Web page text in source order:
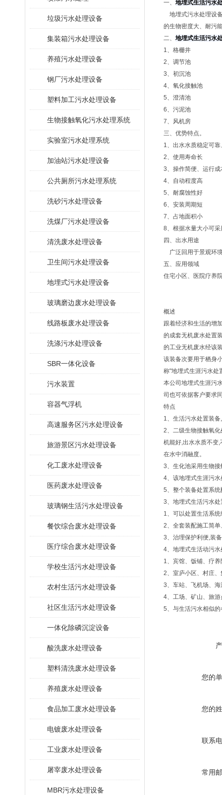
垃圾污水处理设备
集装箱污水处理设备
养殖污水处理设备
钢厂污水处理设备
塑料加工污水处理设备
生物接触氧化污水处理系统
​实验室污水处理系统
加油站污水处理设备
公共厕所污水处理系统
洗砂污水处理设备
洗煤厂污水处理设备
清洗废水处理设备
卫生间污水处理设备
地埋式污水处理设备
玻璃磨边废水处理设备
线路板废水处理设备
洗涤污水处理设备
SBR一体化设备
污水装置
容器气浮机
高速服务区污水处理设备
旅游景区污水处理设备
化工废水处理设备
医药废水处理设备
玻璃钢生活污水处理设备
餐饮综合废水处理设备
医疗综合废水处理设备
学校生活污水处理设备
农村生活污水处理设备
社区生活污水处理设备
一体化除磷沉淀设备
酸洗废水处理设备
塑料清洗废水处理设备
养殖废水处理设备
食品加工废水处理设备
电镀废水处理设备
工业废水处理设备
屠宰废水处理设备
MBR污水处理设备
一、 地埋式生活污水
地埋式污水处理设
的生物密度大、耐污
二、 地埋式生活污水
1、格栅井
2、调节池
3、初沉池
4、氧化接触池
5、澄清池
6、污泥池
7、风机房
三、优势特点。
1、出水水质稳定可
2、使用寿命长
3、操作简便、运行成
4、自动程度高
5、耐腐蚀性好
6、安装周期短
7、占地面积小
8、根据水量大小可
四、出水用途
广泛回用于景观环
五、应用领域
住宅小区、医院疗养
概述
跟着经济和生活的增
的成套无机废水处置
的工业无机废水经该
该装备次要用于栖身
称"地埋式生涯污水处
本公司地埋式生涯污
司也可依据客户要求
特点
1、生活污水处置装
2、二级生物接触氧
机能好,出水水质不变
在水中消融度。
3、生化池采用生物
4、该地埋式生涯污
5、整个装备处置系
3、地埋式生活污水
1、可以处置生活系
2、全套装配施工简
3、治理保护利便,装
4、地埋式生活动污
1、宾馆、饭铺、疗
2、室庐小区、村庄、
3、车站、飞机场、
4、工场、矿山、旅
5、与生活污水相似
您的
您的
联系
常用